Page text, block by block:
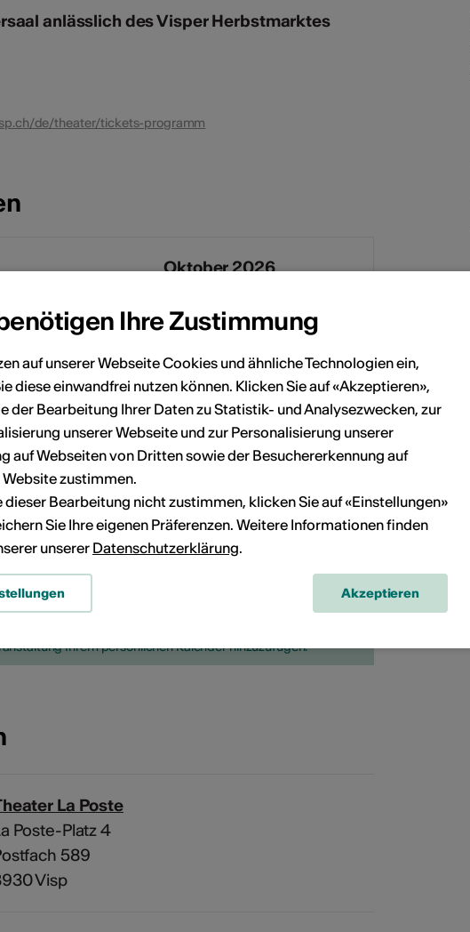
anlässlich des Visper Herbstmarktes
de/theater/tickets-programm
So
13
20
27
Oktober 2026
Mi Do
5 6 7 8 9 10 11
12 13 14 15 16 17 18
19 20
26 27 28 29 30 31
Kein Durchführungsdatum
Ihrem persönlichen Kalender hinzuzufügen.
La Poste
Poste-Platz 4
589
Visp
Ihre Zustimmung
auf unserer Webseite Cookies und ähnliche Technologien ein,
diese einwandfrei nutzen können. Klicken Sie auf «Akzeptieren»,
der Bearbeitung Ihrer Daten zu Statistik- und Analysezwecken, zur
unserer Webseite und zur Personalisierung unserer
auf Webseiten von Dritten sowie der Besuchererkennung auf
Website zustimmen.
dieser Bearbeitung nicht zustimmen, klicken Sie auf «Einstellungen»
Sie Ihre eigenen Präferenzen. Weitere Informationen finden
unserer Datenschutzerklärung.
Akzeptieren